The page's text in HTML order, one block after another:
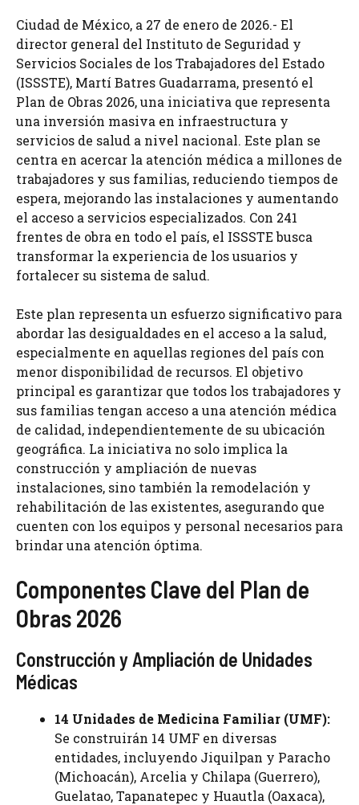
Ciudad de México, a 27 de enero de 2026.- El
director general del Instituto de Seguridad y
Servicios Sociales de los Trabajadores del Estado
(ISSSTE), Martí Batres Guadarrama, presentó el
Plan de Obras 2026, una iniciativa que representa
una inversión masiva en infraestructura y
servicios de salud a nivel nacional. Este plan se
centra en acercar la atención médica a millones de
trabajadores y sus familias, reduciendo tiempos de
espera, mejorando las instalaciones y aumentando
el acceso a servicios especializados. Con 241
frentes de obra en todo el país, el ISSSTE busca
transformar la experiencia de los usuarios y
fortalecer su sistema de salud.
Este plan representa un esfuerzo significativo para
abordar las desigualdades en el acceso a la salud,
especialmente en aquellas regiones del país con
menor disponibilidad de recursos. El objetivo
principal es garantizar que todos los trabajadores y
sus familias tengan acceso a una atención médica
de calidad, independientemente de su ubicación
geográfica. La iniciativa no solo implica la
construcción y ampliación de nuevas
instalaciones, sino también la remodelación y
rehabilitación de las existentes, asegurando que
cuenten con los equipos y personal necesarios para
brindar una atención óptima.
Componentes Clave del Plan de
Obras 2026
Construcción y Ampliación de Unidades
Médicas
14 Unidades de Medicina Familiar (UMF):
Se construirán 14 UMF en diversas
entidades, incluyendo Jiquilpan y Paracho
(Michoacán), Arcelia y Chilapa (Guerrero),
Guelatao, Tapanatepec y Huautla (Oaxaca),